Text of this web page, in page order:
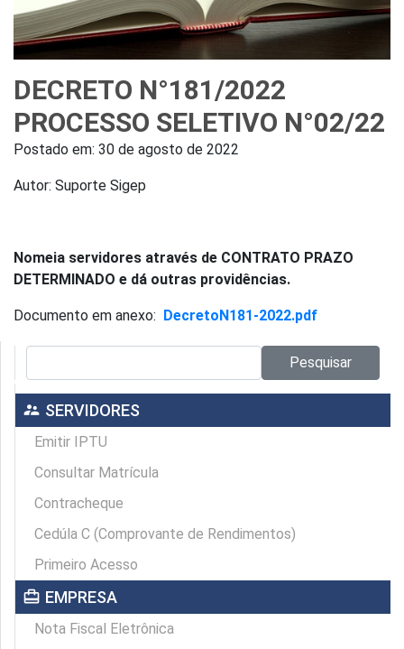
DECRETO N°181/2022
PROCESSO SELETIVO N°02/22
Postado em: 30 de agosto de 2022
Autor: Suporte Sigep
Nomeia servidores através de CONTRATO PRAZO
DETERMINADO e dá outras providências.
Documento em anexo: DecretoN181-2022.pdf
Pesquisar
supervisor_account SERVIDORES
Emitir IPTU
Consultar Matrícula
Contracheque
Cedúla C (Comprovante de Rendimentos)
Primeiro Acesso
card_travel EMPRESA
Nota Fiscal Eletrônica